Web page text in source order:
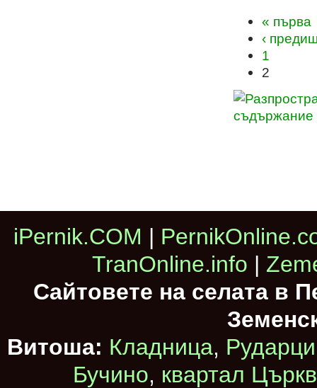
« първа
‹
1
2
iPernik.COM |
TranOnline.info |
Сайтовете на селата в
Витоша: Кладница, Рударци
Бучино, квартал